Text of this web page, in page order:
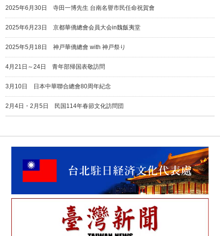
2025年6月30日 寺田一博先生 台南名譽市民任命祝賀會
2025年6月23日 京都華僑總會会員大会in魏飯夷堂
2025年5月18日 神戸華僑總會 with 神戸祭り
4月21日～24日 青年部帰国表敬訪問
3月10日 日本中華聯合總會80周年紀念
2月4日・2月5日 民国114年春節文化訪問団